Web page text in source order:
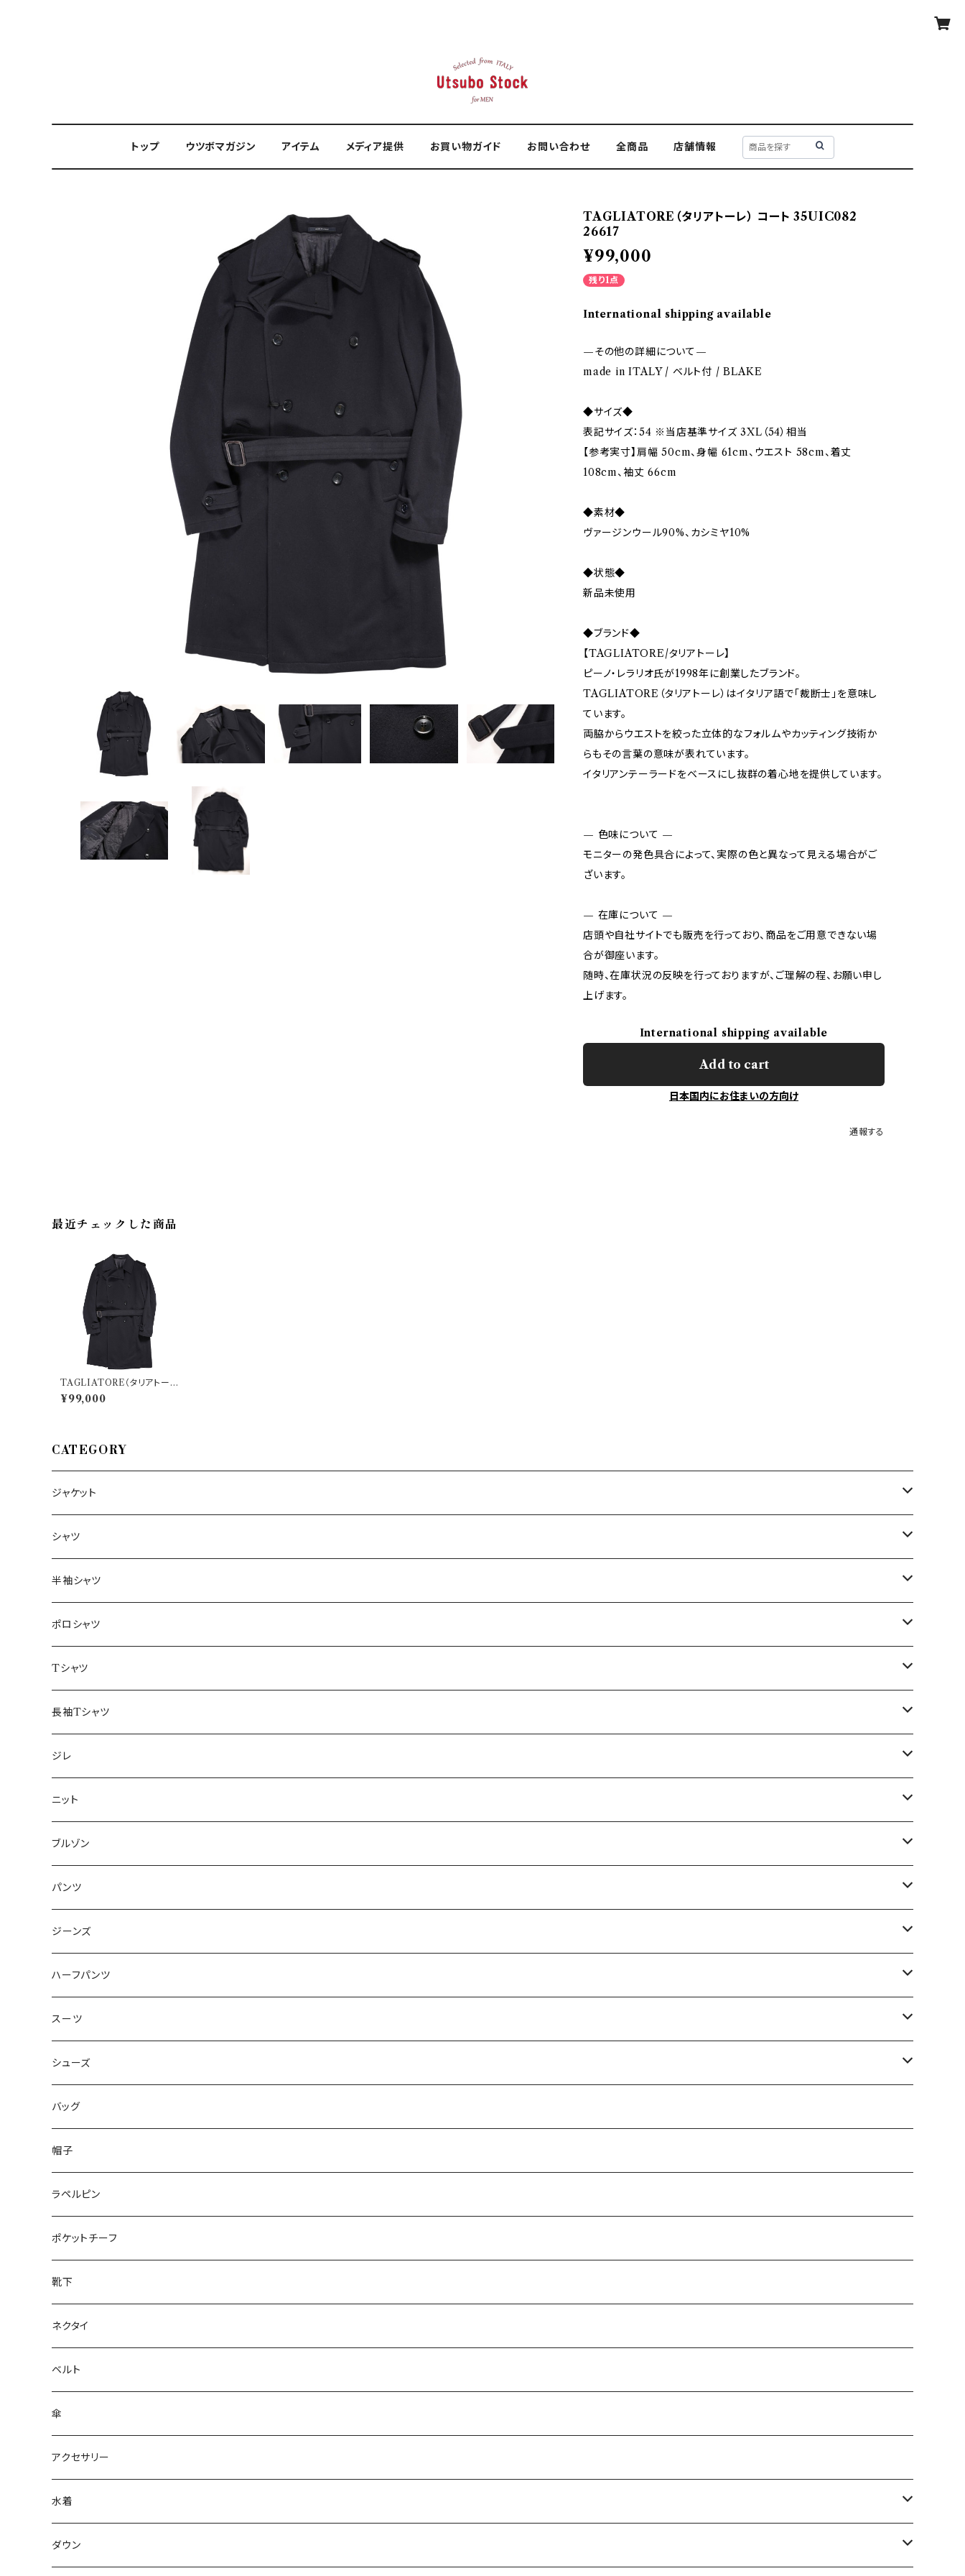
トップ ウツボマガジン アイテム メディア提供 お買い物ガイド お問い合わせ 全商品 店舗情報
TAGLIATORE（タリアトーレ） コート 35UIC082
26617
¥99,000
残り1点
International shipping available
—その他の詳細について—
made in ITALY / ベルト付 / BLAKE
◆サイズ◆
表記サイズ：54 ※当店基準サイズ 3XL（54）相当
【参考実寸】肩幅 50cm、身幅 61cm、ウエスト 58cm、着丈
108cm、袖丈 66cm
◆素材◆
ヴァージンウール90%、カシミヤ10%
◆状態◆
新品未使用
◆ブランド◆
【TAGLIATORE/タリアトーレ】
ピーノ・レラリオ氏が1998年に創業したブランド。
TAGLIATORE（タリアトーレ）はイタリア語で「裁断士」を意味し
ています。
両脇からウエストを絞った立体的なフォルムやカッティング技術か
らもその言葉の意味が表れています。
イタリアンテーラードをベースにし抜群の着心地を提供しています。
— 色味について —
モニターの発色具合によって、実際の色と異なって見える場合がご
ざいます。
— 在庫について —
店頭や自社サイトでも販売を行っており、商品をご用意できない場
合が御座います。
随時、在庫状況の反映を行っておりますが、ご理解の程、お願い申し
上げます。
International shipping available
Add to cart
日本国内にお住まいの方向け
通報する
最近チェックした商品
TAGLIATORE（タリアトー
レ） コート 35UIC082 2661
7
¥99,000
CATEGORY
ジャケット
～44/S
46/M
48/L
50/XL～
シャツ
～44/S
46/M
48/L
50/XL～
半袖シャツ
～44/S
46/M
48/L
50/XL～
ポロシャツ
～44/S
46/M
48/L
50/XL～
Tシャツ
～44/S
46/M
48/L
50/XL～
長袖Tシャツ
～44/S
46/M
48/L
50/XL～
ジレ
～44/S
46/M
48/L
50/XL～
ニット
～44/S
46/M
48/L
50/XL～
ブルゾン
～44/S
46/M
48/L
50/XL～
パンツ
～44/S
46/M
48/L
50/XL～
ジーンズ
～44/S
46/M
48/L
50/XL～
ハーフパンツ
～44/S
46/M
48/L
50/XL～
スーツ
～44/S
46/M
48/L
50/XL～
シューズ
～25.5cm
26cm～
27cm～
28cm～
バッグ
帽子
ラペルピン
ポケットチーフ
靴下
ネクタイ
ベルト
傘
アクセサリー
水着
～44/S
ダウン